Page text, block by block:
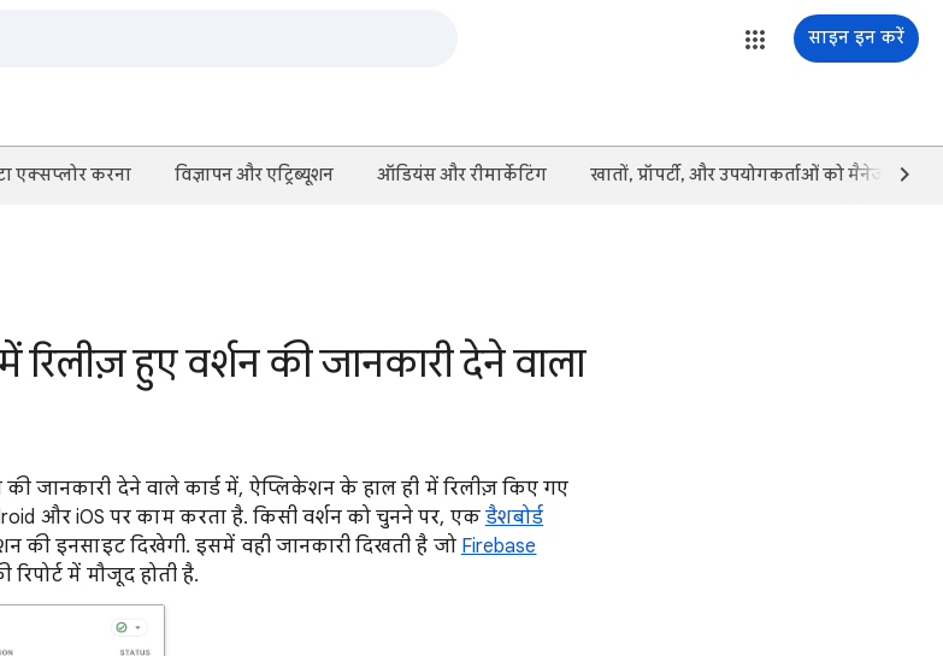
साइन इन करें
एक्सप्लोर करना विज्ञापन और एट्रिब्यूशन ऑडियंस और रीमार्केटिंग खातों, प्रॉपर्टी, और उपयोगकर्ताओं को मैनेज करना
हुए वर्शन की जानकारी देने वाला
जानकारी देने वाले कार्ड में, ऐप्लिकेशन के हाल ही में रिलीज़ किए गए
और iOS पर काम करता है. किसी वर्शन को चुनने पर, एक डैशबोर्ड
की इनसाइट दिखेगी. इसमें वही जानकारी दिखती है जो Firebase
में मौजूद होती है.